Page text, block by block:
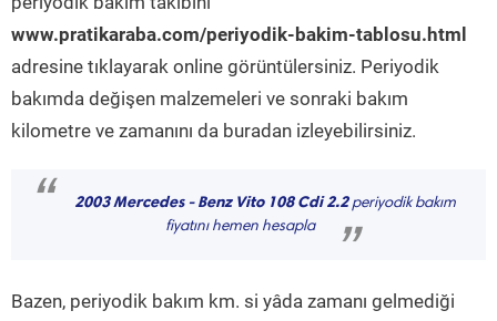
www.pratikaraba.com/periyodik-bakim-tablosu.html
adresine tıklayarak online görüntülersiniz. Periyodik
bakımda değişen malzemeleri ve sonraki bakım
kilometre ve zamanını da buradan izleyebilirsiniz.
“ 2003 Mercedes - Benz Vito 108 Cdi 2.2periyodik bakım
fiyatını hemen hesapla
”
Bazen, periyodik bakım km. si yâda zamanı gelmediği